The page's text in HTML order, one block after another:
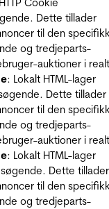
Dette tillader
til den
og tredjeparts-
auktioner i
: Lokalt HTML-lager
Dette tillader
til den
og tredjeparts-
auktioner i
: Lokalt HTML-lager
Dette tillader
til den
og tredjeparts-